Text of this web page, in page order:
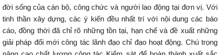
đời sống của cán bộ, công chức và người lao động tại đơn vị. Với
tinh thần xây dựng, các ý kiến đều nhất trí với nội dung các báo
cáo, đồng thời đã chỉ rõ những tồn tại, hạn chế và đề xuất những
giải pháp đổi mới công tác lãnh đạo chỉ đạo hoạt động. Chú trọng